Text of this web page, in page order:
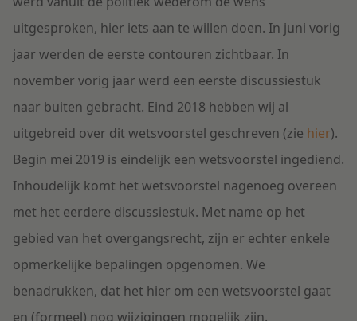
uitgesproken, hier iets aan te willen doen. In juni vorig
jaar werden de eerste contouren zichtbaar. In
november vorig jaar werd een eerste discussiestuk
naar buiten gebracht. Eind 2018 hebben wij al
uitgebreid over dit wetsvoorstel geschreven (zie hier).
Begin mei 2019 is eindelijk een wetsvoorstel ingediend.
Inhoudelijk komt het wetsvoorstel nagenoeg overeen
met het eerdere discussiestuk. Met name op het
gebied van het overgangsrecht, zijn er echter enkele
opmerkelijke bepalingen opgenomen. We
benadrukken, dat het hier om een wetsvoorstel gaat
en (formeel) nog wijzigingen mogelijk zijn.